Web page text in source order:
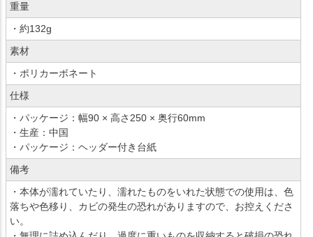
重量
・約132g
素材
・ポリカーボネート
仕様
・パッケージ：幅90 × 高さ250 × 奥行60mm
・生産：中国
・パッケージ：ヘッダー付き台紙
備考
・本体が濡れていたり、濡れたものをいれた状態での使用は、色
落ちや色移り、カビの発生の恐れがありますので、お控えくださ
い。